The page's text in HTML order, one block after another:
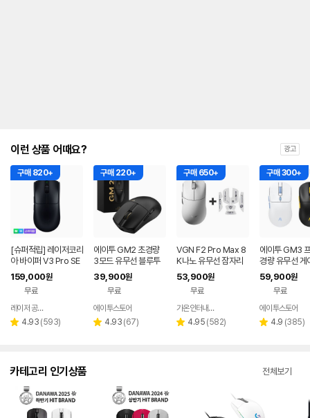
이런 상품 어때요? 광고
구매 820+
[슈퍼적립] 레이저코리
아 바이퍼 V3 Pro SE
바브삼 e스포츠 무선
게이밍 마우스
159,000원
무료
페이
레이저 공식스토어
별 4.93 리
(593)
구매 220+
에이투 GM2 초경량
3모드 유무선 블루투
스 게이밍 마우스 노트
북 컴퓨터 FPS 발로란
39,900원
무료
에이투스토어
별 4.93 리
(67)
구매 650+
VGN F2 Pro Max 8
K나노 유무선 잠자리
게이밍 마우스 화이트
53,900원
무료
페이
가온인터내셔날
별 4.95 리
(582)
구매 300+
에이투 GM3
경량 유무선 게
우스 트리플모
도 USB 컴퓨
트북
59,900원
무료
에이투스토어
별 4.9 리
(385)
카테고리 인기상품 전체보기